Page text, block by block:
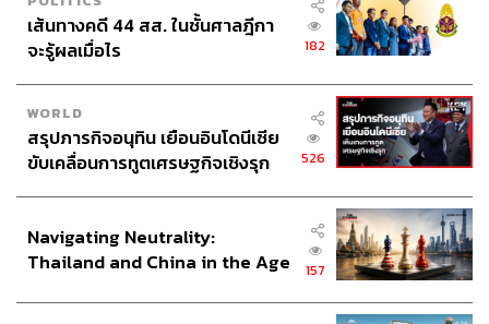
TAGS: ชัชชาติ สิทธิพันธุ์ เรือไฟฟ้า
คลองผดุงกรุงเกษม
วิศณุ ทรัพย์สมพล
เส้นทางคดี 44 สส. ในชั้นศาลฎีกา
จะรู้ผลเมื่อไร
182
WORLD
สรุปภารกิจอนุทิน เยือนอินโดนีเซีย
ขับเคลื่อนการทูตเศรษฐกิจเชิงรุก
526
Navigating Neutrality:
Thailand and China in the Age
157